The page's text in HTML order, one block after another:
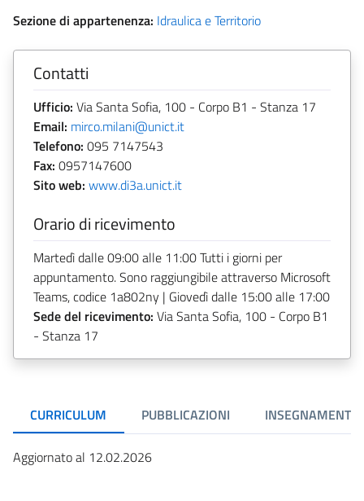
Sezione di appartenenza: Idraulica e Territorio
Contatti
Ufficio: Via Santa Sofia, 100 - Corpo B1 - Stanza 17
Email: mirco.milani@unict.it
Telefono: 095 7147543
Fax: 0957147600
Sito web: www.di3a.unict.it
Orario di ricevimento
Martedì dalle 09:00 alle 11:00 Tutti i giorni per
appuntamento. Sono raggiungibile attraverso Microsoft
Teams, codice 1a802ny | Giovedì dalle 15:00 alle 17:00
Sede del ricevimento: Via Santa Sofia, 100 - Corpo B1
- Stanza 17
CURRICULUM PUBBLICAZIONI INSEGNAMENTI
Aggiornato al 12.02.2026